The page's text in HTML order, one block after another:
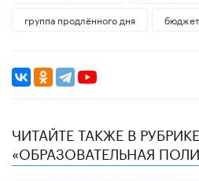
группа продлённого дня
бюджет
ЧИТАЙТЕ ТАКЖЕ В РУБРИКЕ
«ОБРАЗОВАТЕЛЬНАЯ